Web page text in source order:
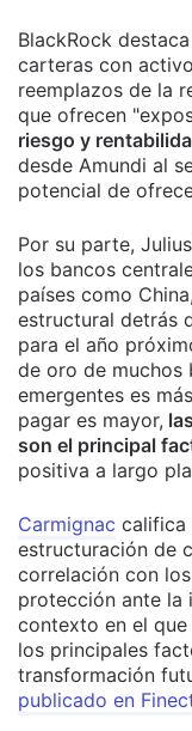
BlackRock
carteras con
reemplazos de la
que ofrecen
riesgo y
desde Amundi al
potencial de
Por su parte,
los bancos
países como
estructural detrás
para el año
de oro de muchos
emergentes es
pagar es mayor,
son el principal
positiva a largo
Carmignac califica
estructuración de
correlación con
protección ante la
contexto en el
los principales
transformación
publicado en